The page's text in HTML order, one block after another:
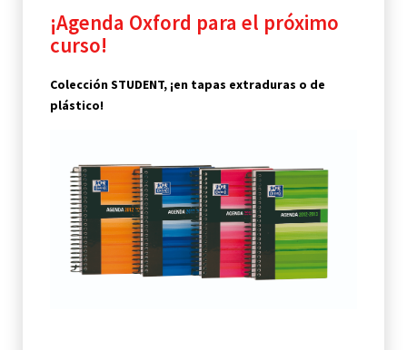
¡Agenda Oxford para el próximo
curso!
Colección STUDENT, ¡en tapas extraduras o de
plástico!